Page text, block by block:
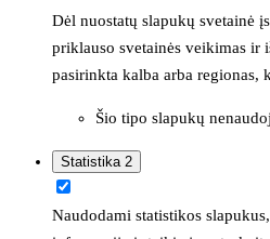
Dėl nuostatų slapukų svetainė
priklauso svetainės veikimas ir
pasirinkta kalba arba regionas,
Šio tipo slapukų
Statistika 2
Naudodami statistikos